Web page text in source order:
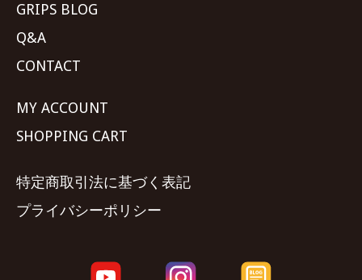
GRIPS BLOG
Q&A
CONTACT
MY ACCOUNT
SHOPPING CART
特定商取引法に基づく表記
プライバシーポリシー